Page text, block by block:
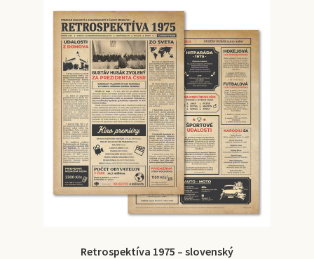
Retrospektíva 1975 – slovenský